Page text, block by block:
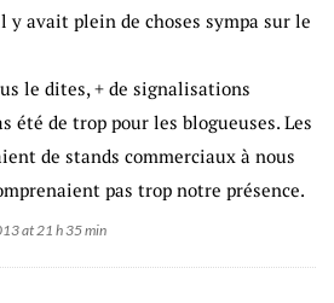
y avait plein de choses sympa sur le
le dites, + de signalisations
été de trop pour les blogueuses. Les
de stands commerciaux à nous
pas trop notre présence.
at 21 h 35 min